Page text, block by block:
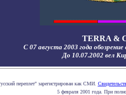
TERRA &
С 07 августа 2003 года
До 10.07.2002 вел
переплет" зарегистрирован как СМИ.
5 февраля 2001 года. При